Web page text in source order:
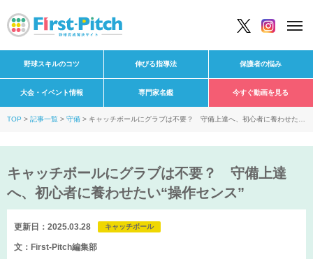
野球スキルのコツ 伸びる指導法 保護者の悩み
大会・イベント情報 専門家名鑑 今すぐ動画を見る
TOP 記事一覧 守備
キャッチボールにグラブは不要？ 守備上達へ、初心者に養わせた
キャッチボールにグラブは不要？ 守備上達
へ、初心者に養わせたい“操作センス”
更新日：2025.03.28 キャッチボール
文：First-Pitch編集部